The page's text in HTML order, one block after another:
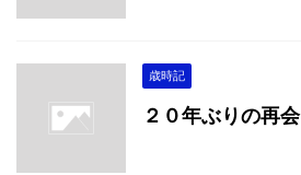
歳時記
２０年ぶりの再会